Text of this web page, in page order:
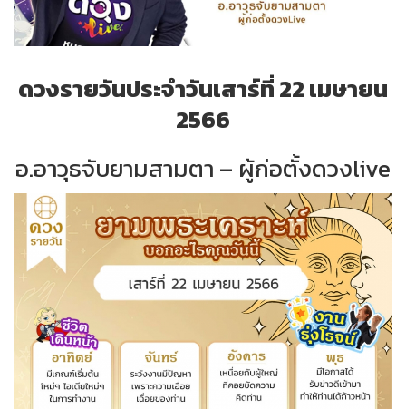
ดวงรายวันประจำวันเสาร์ที่ 22 เมษายน
2566
อ.อาวุธจับยามสามตา – ผู้ก่อตั้งดวงlive